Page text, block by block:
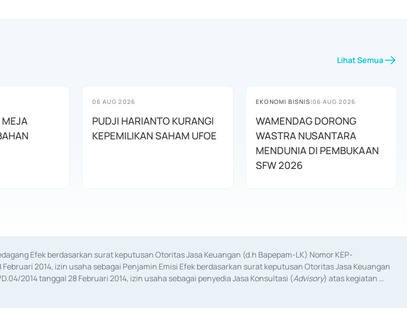
Lihat Semua
MEJA
06 AUG 2026
PUDJI HARIANTO KURANGI
KEPEMILIKAN SAHAM UFOE
EKONOMI BISNIS|06 AUG 2026
WAMENDAG DORONG
WASTRA NUSANTARA
MENDUNIA DI PEMBUKAAN
SFW 2026
Efek berdasarkan surat keputusan Otoritas Jasa Keuangan (d.h Bapepam-LK) Nomor KEP-
2014, izin usaha sebagai Penjamin Emisi Efek berdasarkan surat keputusan Otoritas Jasa Keuangan
2014 tanggal 28 Februari 2014, izin usaha sebagai penyedia Jasa Konsultasi (Advisory) atas kegiatan